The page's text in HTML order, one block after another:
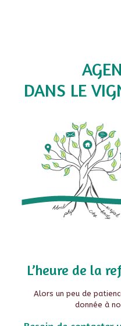
DANS LE
L’heure de la
Alors un peu de
donnée à